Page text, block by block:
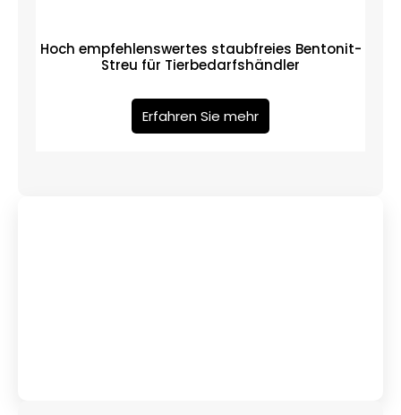
Hoch empfehlenswertes staubfreies Bentonit-
Streu für Tierbedarfshändler
Erfahren Sie mehr